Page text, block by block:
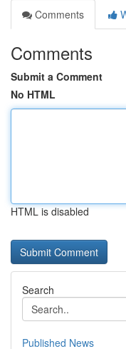
Comments
Comments
Submit a Comment
No HTML
HTML is disabled
Search
Published News